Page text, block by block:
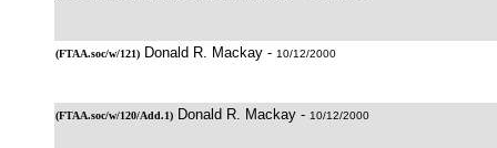
(FTAA.soc/w/121) Donald R. Mackay - 10/12/2000
(FTAA.soc/w/120/Add.1) Donald R. Mackay - 10/12/2000